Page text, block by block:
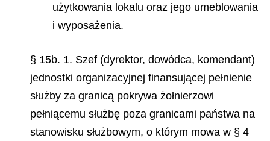
użytkowania lokalu oraz jego umeblowania
i wyposażenia.
§ 15b. 1. Szef (dyrektor, dowódca, komendant)
jednostki organizacyjnej finansującej pełnienie
służby za granicą pokrywa żołnierzowi
pełniącemu służbę poza granicami państwa na
stanowisku służbowym, o którym mowa w § 4